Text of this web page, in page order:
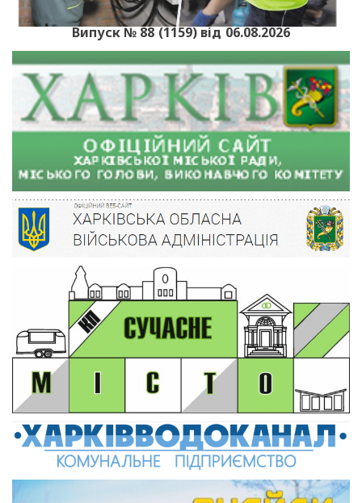
Випуск № 88 (1159) від 06.08.2026